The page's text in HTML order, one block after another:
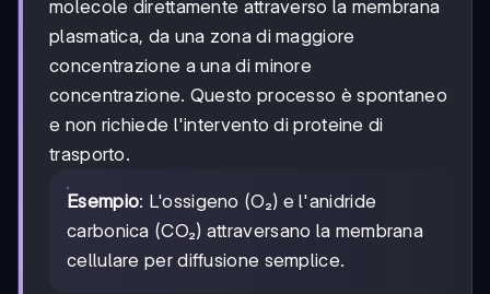
molecole direttamente attraverso la membrana
plasmatica, da una zona di maggiore
concentrazione a una di minore
concentrazione. Questo processo è spontaneo
e non richiede l'intervento di proteine di
trasporto.
Esempio: L'ossigeno (O₂) e l'anidride
carbonica (CO₂) attraversano la membrana
cellulare per diffusione semplice.